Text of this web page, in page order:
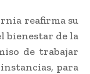
reafirma su
bienestar de la
de trabajar
para